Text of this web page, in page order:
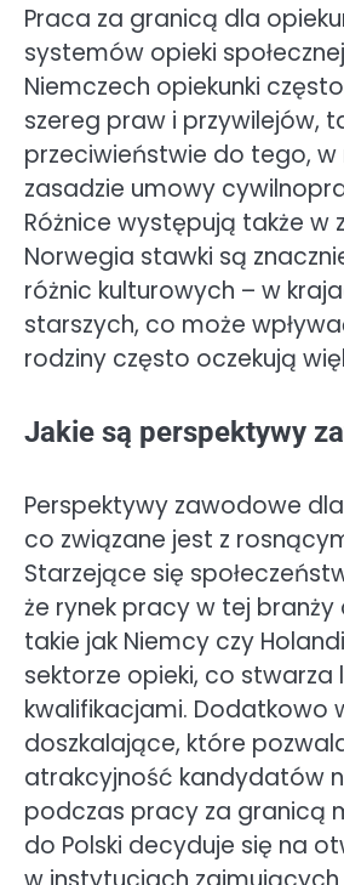
Praca za granicą dla
systemów opieki
Niemczech opiekunki
szereg praw i przywilejów,
przeciwieństwie do tego,
zasadzie umowy
Różnice występują także w
Norwegia stawki są
różnic kulturowych – w
starszych, co może
rodziny często oczekują
Jakie są perspektywy
Perspektywy zawodowe
co związane jest z
Starzejące się
że rynek pracy w tej
takie jak Niemcy czy
sektorze opieki, co
kwalifikacjami. Dodatkowo
doszkalające, które
atrakcyjność kandydatów
podczas pracy za granicą
do Polski decyduje się na